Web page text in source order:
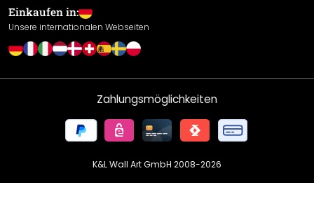
Cookie Einstellungen
Einkaufen in:
Unsere internationalen Webseiten
Zahlungsmöglichkeiten
K&L Wall Art GmbH 2008-2026